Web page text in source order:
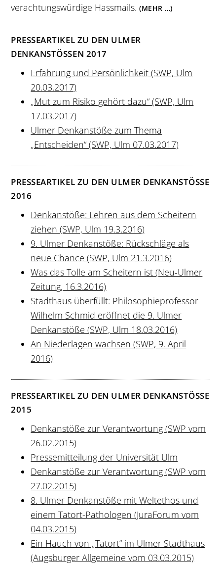
verachtungswürdige Hassmails.(MEHR …)
PRESSEARTIKEL ZU DEN ULMER
DENKANSTÖSSEN 2017
Erfahrung und Persönlichkeit (SWP, Ulm
20.03.2017)
„Mut zum Risiko gehört dazu“ (SWP, Ulm
17.03.2017)
Ulmer Denkanstöße zum Thema
„Entscheiden“ (SWP, Ulm 07.03.2017)
PRESSEARTIKEL ZU DEN ULMER DENKANSTÖSSE
2016
Denkanstöße: Lehren aus dem Scheitern
ziehen (SWP, Ulm 19.3.2016)
9. Ulmer Denkanstöße: Rückschläge als
neue Chance (SWP, Ulm 21.3.2016)
Was das Tolle am Scheitern ist (Neu-Ulmer
Zeitung, 16.3.2016)
Stadthaus überfüllt: Philosophieprofessor
Wilhelm Schmid eröffnet die 9. Ulmer
Denkanstöße (SWP, Ulm 18.03.2016)
An Niederlagen wachsen (SWP, 9. April
2016)
PRESSEARTIKEL ZU DEN ULMER DENKANSTÖSSE
2015
Denkanstöße zur Verantwortung (SWP vom
26.02.2015)
Pressemitteilung der Universität Ulm
Denkanstöße zur Verantwortung (SWP vom
27.02.2015)
8. Ulmer Denkanstöße mit Weltethos und
einem Tatort-Pathologen (JuraForum vom
04.03.2015)
Ein Hauch von „Tatort“ im Ulmer Stadthaus
(Augsburger Allgemeine vom 03.03.2015)